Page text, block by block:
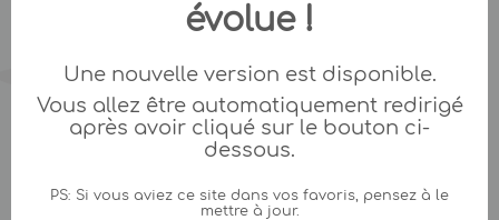
évolue !
Une nouvelle version est disponible.
Vous allez être automatiquement redirigé
après avoir cliqué sur le bouton ci-
dessous.
PS: Si vous aviez ce site dans vos favoris, pensez à le
mettre à jour.